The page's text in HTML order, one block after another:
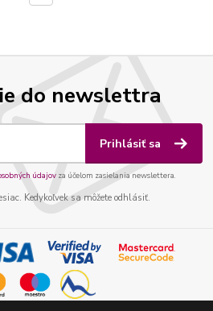
do newslettra
Prihlásiť sa
údajov za účelom zasielania newslettera.
Kedykoľvek sa môžete odhlásiť.